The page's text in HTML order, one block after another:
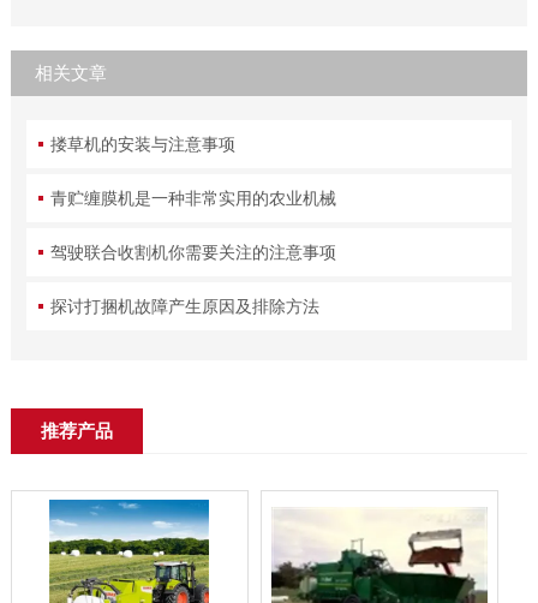
相关文章
搂草机的安装与注意事项
青贮缠膜机是一种非常实用的农业机械
驾驶联合收割机你需要关注的注意事项
探讨打捆机故障产生原因及排除方法
推荐产品